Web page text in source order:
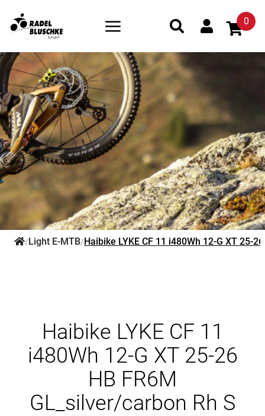
0
/Light E-MTB/Haibike LYKE CF 11 i480Wh 12-G XT 25-
Haibike LYKE CF 11
i480Wh 12-G XT 25-26
HB FR6M
GL_silver/carbon Rh S